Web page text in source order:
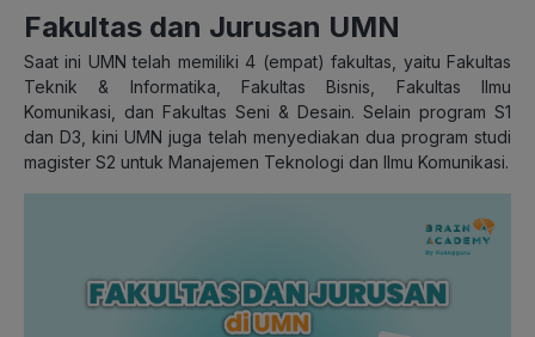
Fakultas dan Jurusan UMN
Saat ini UMN telah memiliki 4 (empat) fakultas, yaitu Fakultas
Teknik & Informatika, Fakultas Bisnis, Fakultas Ilmu
Komunikasi, dan Fakultas Seni & Desain. Selain program S1
dan D3, kini UMN juga telah menyediakan dua program studi
magister S2 untuk Manajemen Teknologi dan Ilmu Komunikasi.